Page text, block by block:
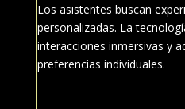
Los asistentes buscan
personalizadas. La
interacciones inmersivas y
preferencias individuales.